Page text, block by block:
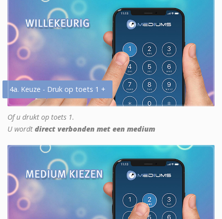
4a. Keuze - Druk op toets 1 +
Of u drukt op toets 1.
U wordt direct verbonden met een medium